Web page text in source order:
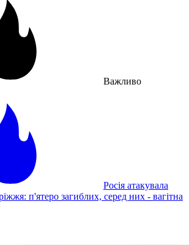
Важливо
Росія атакувала
п'ятеро загиблих, серед них - вагітна